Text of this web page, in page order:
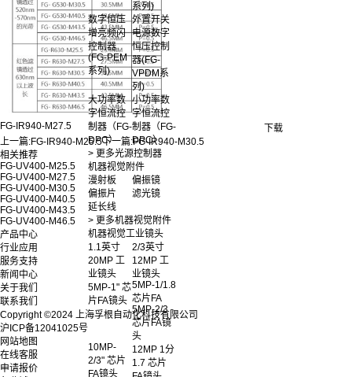
系列)
数字恒压
增亮频闪
控制器
(FG-PEM
系列)
外置开关
电源数字
恒压控制
器(FG-
VPDM系
列)
大功率数
字恒流控
制器（FG-
DPC）
小功率数
字恒流控
制器（FG-
DPC）
> 更多光源控制器
机器视觉附件
漫射板
偏振镜
偏振片
滤光镜
延长线
> 更多机器视觉附件
机器视觉工业镜头
1.1英寸
20MP 工
业镜头
2/3英寸
12MP 工
业镜头
5MP-1" 芯
片FA镜头
5MP-1/1.8
芯片FA
5MP-2/3
芯片FA镜
头
10MP-
2/3" 芯片
FA镜头
12MP 1分
1.7 芯片
FG-IR940-M27.5
下载
上一篇:FG-IR940-M25.5下一篇:FG-IR940-M30.5
相关推荐
FG-UV400-M25.5
FG-UV400-M27.5
FG-UV400-M30.5
FG-UV400-M40.5
FG-UV400-M43.5
FG-UV400-M46.5
产品中心
行业应用
服务支持
新闻中心
关于我们
联系我们
Copyright ©2024 上海孚根自动化科技有限公司
沪ICP备12041025号
网站地图
在线客服
申请报价